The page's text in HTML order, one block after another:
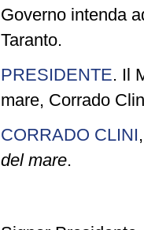
Governo intenda
Taranto.
PRESIDENTE. Il
mare, Corrado
CORRADO CLINI
del mare.